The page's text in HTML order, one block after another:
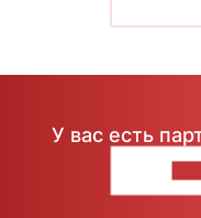
У вас есть